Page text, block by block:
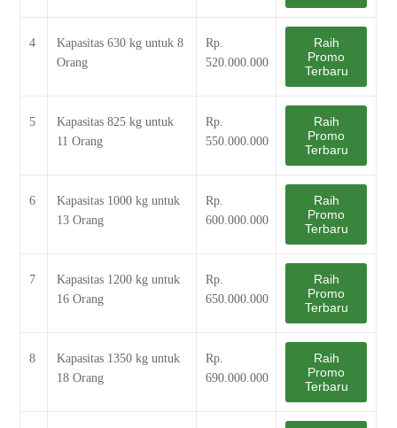
4
Kapasitas 630 kg untuk 8
Orang
Rp.
520.000.000
Raih
Promo
Terbaru
5
Kapasitas 825 kg untuk
11 Orang
Rp.
550.000.000
Raih
Promo
Terbaru
6
Kapasitas 1000 kg untuk
13 Orang
Rp.
600.000.000
Raih
Promo
Terbaru
7
Kapasitas 1200 kg untuk
16 Orang
Rp.
650.000.000
Raih
Promo
Terbaru
8
Kapasitas 1350 kg untuk
18 Orang
Rp.
690.000.000
Raih
Promo
Terbaru